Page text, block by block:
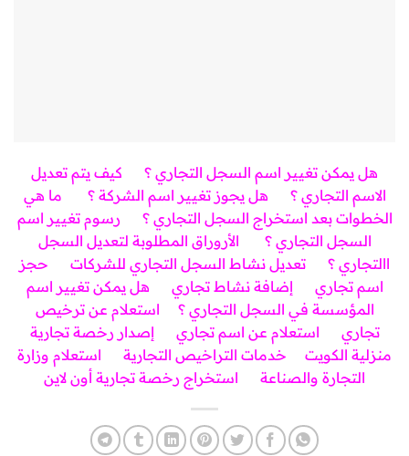
هل يمكن تغيير اسم السجل التجاري ؟
كيف يتم تعديل
الاسم التجاري ؟
هل يجوز تغيير اسم الشركة ؟
ما هي
الخطوات بعد استخراج السجل التجاري ؟
رسوم تغيير اسم
السجل التجاري ؟
الأروراق المطلوبة لتعديل السجل
االتجاري ؟
تعديل نشاط السجل التجاري للشركات
حجز
اسم تجاري
إضافة نشاط تجاري
هل يمكن تغيير اسم
المؤسسة في السجل التجاري ؟
استعلام عن ترخيص
تجاري
استعلام عن اسم تجاري
إصدار رخصة تجارية
منزلية الكويت
خدمات التراخيص التجارية
استعلام وزارة
التجارة والصناعة
استخراج رخصة تجارية أون لاين